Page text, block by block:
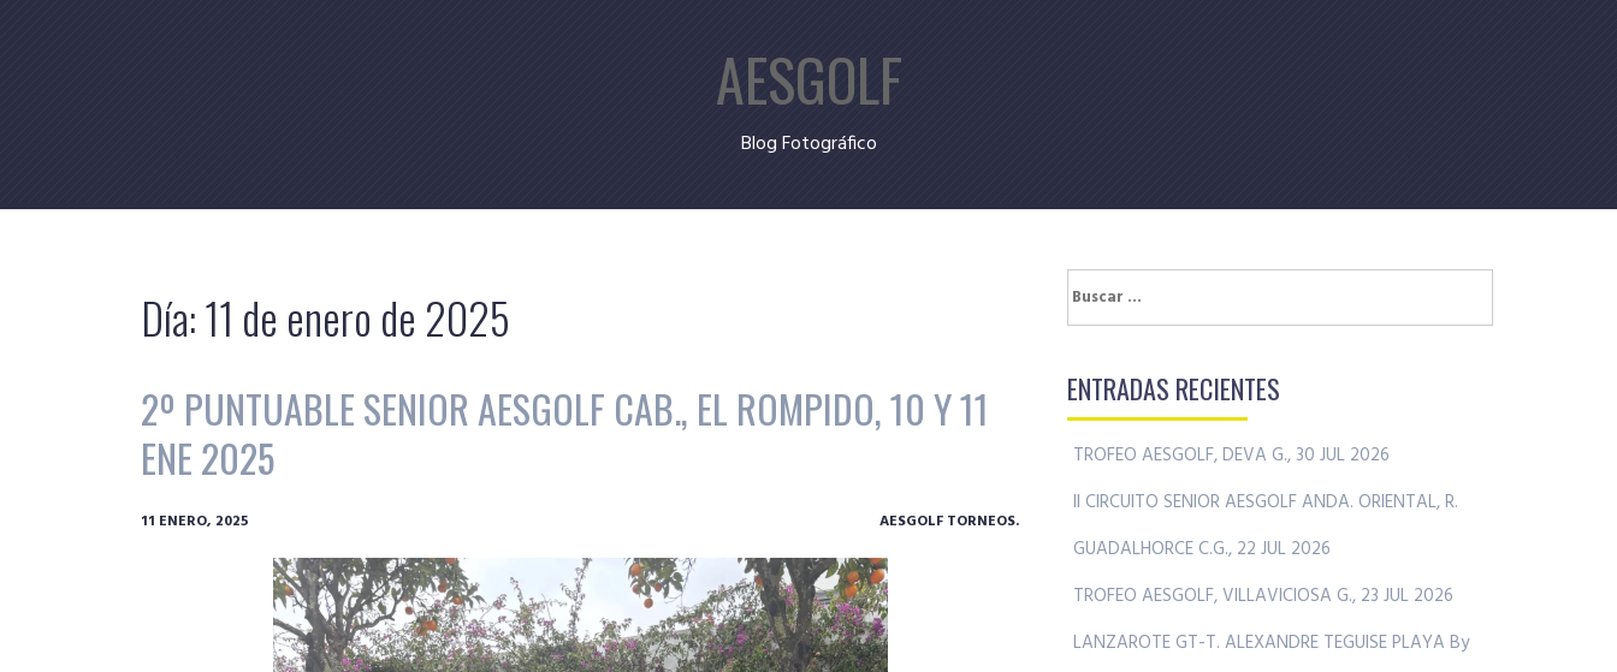
AESGOLF
Blog Fotográfico
Día:11 de enero de 2025
2º PUNTUABLE SENIOR AESGOLF CAB., EL ROMPIDO, 10 Y 11
ENE 2025
11 ENERO, 2025 AESGOLF TORNEOS.
Buscar:
ENTRADAS RECIENTES
TROFEO AESGOLF, DEVA G., 30 JUL 2026
II CIRCUITO SENIOR AESGOLF ANDA. ORIENTAL, R.
GUADALHORCE C.G., 22 JUL 2026
TROFEO AESGOLF, VILLAVICIOSA G., 23 JUL 2026
LANZAROTE GT-T. ALEXANDRE TEGUISE PLAYA By